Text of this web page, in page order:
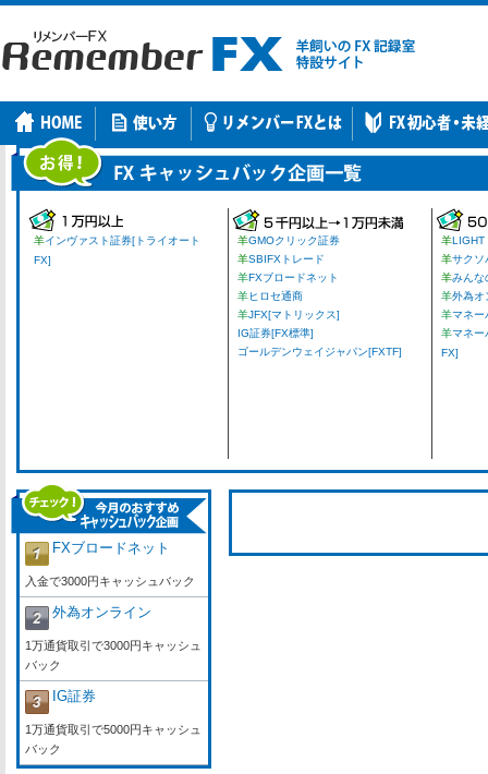
羊インヴァスト証券[トライオート
FX]
羊GMOクリック証券
羊SBIFXトレード
羊FXブロードネット
羊ヒロセ通商
羊JFX[マトリックス]
IG証券[FX標準]
ゴールデンウェイジャパン[FXTF]
羊LIGHT
羊サクソ
羊みんな
羊外為オ
羊マネー
羊マネー
FX]
FXブロードネット
入金で3000円キャッシュバック
外為オンライン
1万通貨取引で3000円キャッシュ
バック
IG証券
1万通貨取引で5000円キャッシュ
バック